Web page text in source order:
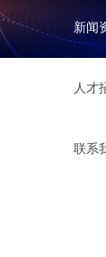
新闻
人才
联系